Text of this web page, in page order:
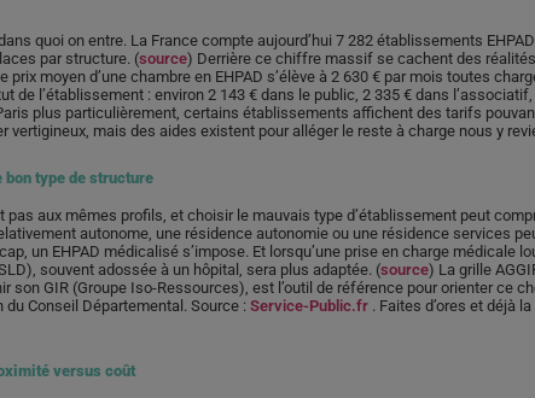
quoi on entre. La France compte aujourd’hui 7 282 établissements
par structure. (source) Derrière ce chiffre massif se cachent des
prix moyen d’une chambre en EHPAD s’élève à 2 630 € par mois toutes
de l’établissement : environ 2 143 € dans le public, 2 335 € dans
plus particulièrement, certains établissements affichent des tarifs
vertigineux, mais des aides existent pour alléger le reste à charge nous y
bon type de structure
pas aux mêmes profils, et choisir le mauvais type d’établissement peut
autonome, une résidence autonomie ou une résidence services
un EHPAD médicalisé s’impose. Et lorsqu’une prise en charge médicale
souvent adossée à un hôpital, sera plus adaptée. (source) La grille
son GIR (Groupe Iso-Ressources), est l’outil de référence pour orienter ce
Conseil Départemental. Source : Service-Public.fr . Faites d’ores et déjà
versus coût